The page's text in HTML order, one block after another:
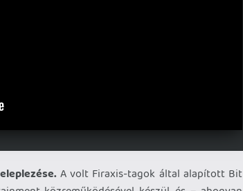
A volt Firaxis-tagok által alapított Bit